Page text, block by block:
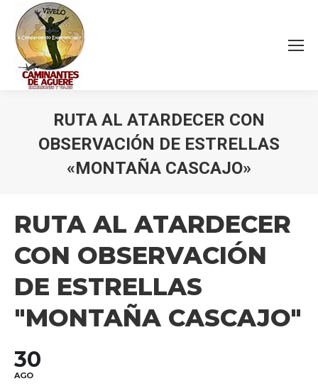
RUTA AL ATARDECER CON
OBSERVACIÓN DE ESTRELLAS
«MONTAÑA CASCAJO»
RUTA AL ATARDECER
CON OBSERVACIÓN
DE ESTRELLAS
"MONTAÑA CASCAJO"
30
AGO